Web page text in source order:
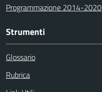
Programmazione 2014-2020
Strumenti
Glossario
Rubrica